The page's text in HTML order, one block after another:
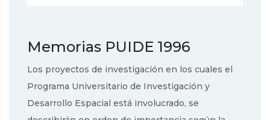
Memorias PUIDE 1996
Los proyectos de investigación en los cuales el
Programa Universitario de Investigación y
Desarrollo Espacial está involucrado, se